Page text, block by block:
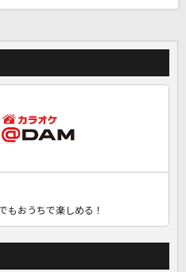
緒に！練習にも！
もおうちで楽しめる！